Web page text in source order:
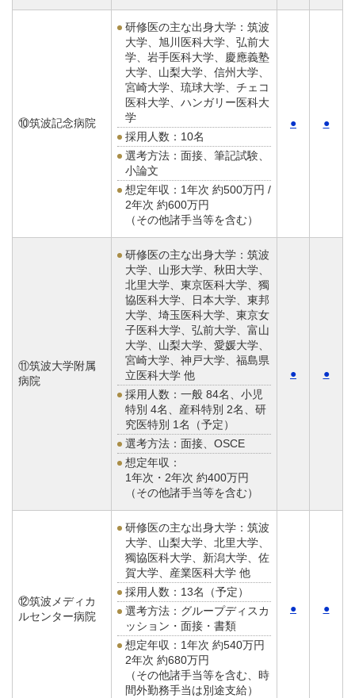
⑩筑波記念病院
研修医の主な出身大学：筑波
大学、旭川医科大学、弘前大
学、岩手医科大学、慶應義塾
大学、山梨大学、信州大学、
宮崎大学、琉球大学、チェコ
医科大学、ハンガリー医科大
学
採用人数：10名
選考方法：面接、筆記試験、
小論文
想定年収： 1年次 約500万円 /
2年次 約600万円
（その他諸手当等を含む）
● ●
⑪筑波大学附属
病院
研修医の主な出身大学：筑波
大学、山形大学、秋田大学、
北里大学、東京医科大学、獨
協医科大学、日本大学、東邦
大学、埼玉医科大学、東京女
子医科大学、弘前大学、富山
大学、山梨大学、愛媛大学、
宮崎大学、神戸大学、福島県
立医科大学 他
採用人数：一般 84名、小児
特別 4名、産科特別 2名、研
究医特別 1名（予定）
選考方法：面接、OSCE
想定年収：
1年次・2年次 約400万円
（その他諸手当等を含む）
● ●
⑫筑波メディカ
ルセンター病院
研修医の主な出身大学：筑波
大学、山梨大学、北里大学、
獨協医科大学、新潟大学、佐
賀大学、産業医科大学 他
採用人数：13名（予定）
選考方法：グループディスカ
ッション・面接・書類
想定年収： 1年次 約540万円
2年次 約680万円
（その他諸手当等を含む、時
間外勤務手当は別途支給）
● ●